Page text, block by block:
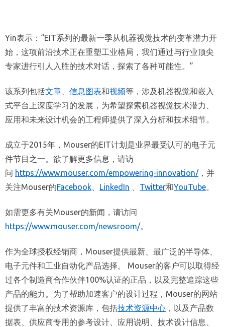
Yin表示：“EIT系列的最新一季从机器视觉技术的变革潜力开
始，这项前沿技术正在重塑工业格局，我们通过与行业顶尖
专家进行引人入胜的技术对话，探索了各种可能性。”
该系列包括文章 信息图表和视频等，涉及机器视觉和嵌入
式平台上深度学习的发展，为希望探索机器视觉技术潜力、
应用和未来设计机会的工程师提供了深入分析和技术细节。
成立于2015年，Mouser的EIT计划是业界最受认可的电子元
件节目之一。欲了解更多信息，请访
问 https://www.mouser.com/empowering-innovation/，并
关注Mouser的Facebook LinkedIn Twitter和YouTube。
如需更多有关Mouser的新闻，请访问
https://www.mouser.com/newsroom/。
作为全球授权经销商，Mouser提供最新、最广泛的半导体、
电子元件和工业自动化产品选择。 Mouser的客户可以取得经
过各个制造商合作伙伴100%认证的正品，以及完整追踪这些
产品的能力。为了帮助加速客户的设计过程，Mouser的网站
提供了丰富的技术资源库，包括技术资源中心 ，以及产品数
据表、供应商专用的参考设计、应用说明、技术设计信息、